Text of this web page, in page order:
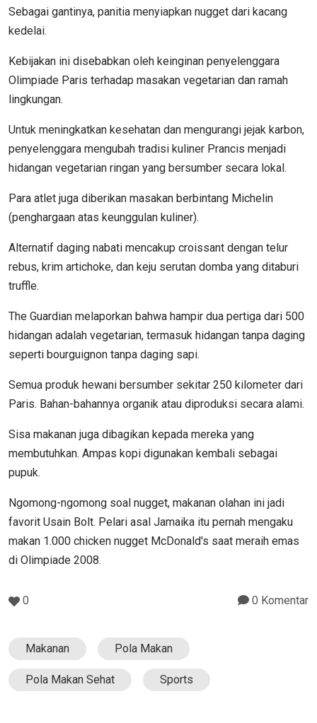
Sebagai gantinya, panitia menyiapkan nugget dari kacang
kedelai.
Kebijakan ini disebabkan oleh keinginan penyelenggara
Olimpiade Paris terhadap masakan vegetarian dan ramah
lingkungan.
Untuk meningkatkan kesehatan dan mengurangi jejak karbon,
penyelenggara mengubah tradisi kuliner Prancis menjadi
hidangan vegetarian ringan yang bersumber secara lokal.
Para atlet juga diberikan masakan berbintang Michelin
(penghargaan atas keunggulan kuliner).
Alternatif daging nabati mencakup croissant dengan telur
rebus, krim artichoke, dan keju serutan domba yang ditaburi
truffle.
The Guardian melaporkan bahwa hampir dua pertiga dari 500
hidangan adalah vegetarian, termasuk hidangan tanpa daging
seperti bourguignon tanpa daging sapi.
Semua produk hewani bersumber sekitar 250 kilometer dari
Paris. Bahan-bahannya organik atau diproduksi secara alami.
Sisa makanan juga dibagikan kepada mereka yang
membutuhkan. Ampas kopi digunakan kembali sebagai
pupuk.
Ngomong-ngomong soal nugget, makanan olahan ini jadi
favorit Usain Bolt. Pelari asal Jamaika itu pernah mengaku
makan 1.000 chicken nugget McDonald's saat meraih emas
di Olimpiade 2008.
0 0 Komentar
Makanan Pola Makan
Pola Makan Sehat Sports